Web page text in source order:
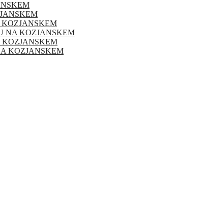
NA KOZJANSKEM
KOZJANSKEM